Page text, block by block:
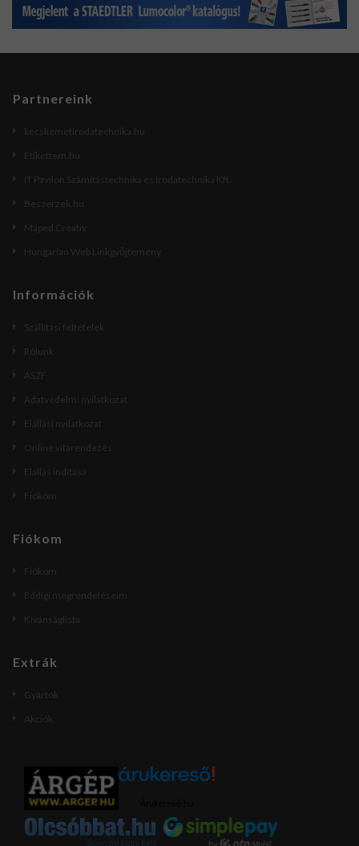
Partnereink
kecskemetirodatechnika.hu
Etikettem.hu
IT Pavilon Számítástechnika és Irodatechnika Kft.
Beszerzek.hu
Maped Creativ
Hungarian Web Linkgyűjtemény
Információk
Szállítási feltételek
Rólunk
ÁSZF
Adatvédelmi nyilatkozat
Elállási nyilatkozat
Online vitarendezés
Elállás indítása
Fiókom
Fiókom
Fiókom
Eddigi megrendeléseim
Kívánságlista
Extrák
Gyártók
Akciók